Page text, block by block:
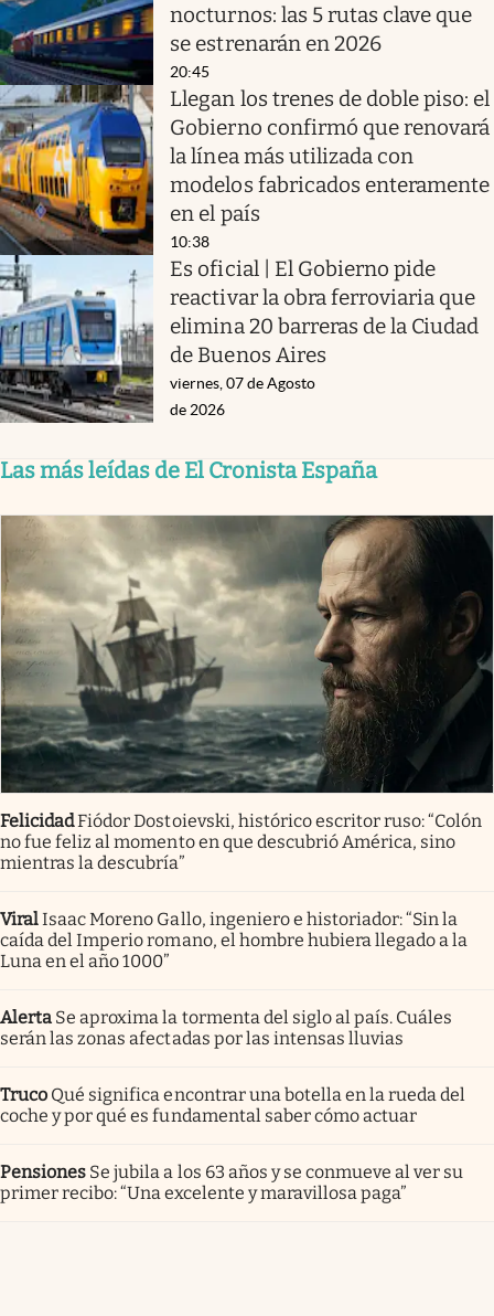
nocturnos: las 5 rutas clave que
se estrenarán en 2026
20:45
Llegan los trenes de doble piso: el
Gobierno confirmó que renovará
la línea más utilizada con
modelos fabricados enteramente
en el país
10:38
Es oficial | El Gobierno pide
reactivar la obra ferroviaria que
elimina 20 barreras de la Ciudad
de Buenos Aires
viernes, 07 de Agosto
de 2026
Las más leídas de El Cronista España
FelicidadFiódor Dostoievski, histórico escritor ruso: “Colón
no fue feliz al momento en que descubrió América, sino
mientras la descubría”
ViralIsaac Moreno Gallo, ingeniero e historiador: “Sin la
caída del Imperio romano, el hombre hubiera llegado a la
Luna en el año 1000”
Alerta Se aproxima la tormenta del siglo al país. Cuáles
serán las zonas afectadas por las intensas lluvias
Truco Qué significa encontrar una botella en la rueda del
coche y por qué es fundamental saber cómo actuar
Pensiones Se jubila a los 63 años y se conmueve al ver su
primer recibo: “Una excelente y maravillosa paga”